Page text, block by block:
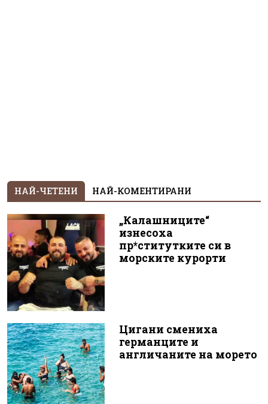
НАЙ-ЧЕТЕНИ НАЙ-КОМЕНТИРАНИ
„Калашниците“
изнесоха
пр*ститутките си в
морските курорти
Цигани смениха
германците и
англичаните на морето